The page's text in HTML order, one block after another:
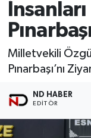
Milletvekili
Pınarbaşı’nı
ND HABER
EDITÖR